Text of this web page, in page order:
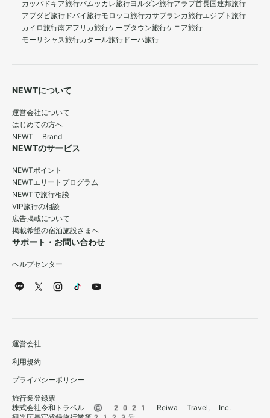
カッパドキア旅行パムッカレ旅行ヨルダン旅行アラブ首長国連邦旅行
アブダビ旅行 ドバイ旅行モロッコ旅行カサブランカ旅行エジプト旅行
カイロ旅行南アフリカ旅行ケープタウン旅行ケニア旅行
モーリシャス旅行カタール旅行 ドーハ旅行
NEWTについて
運営会社について
はじめての方へ
NEWT Brand
NEWTのサービス
NEWTポイント
NEWTエリートプログラム
NEWTで旅行相談
VIP旅行の相談
広告掲載について
掲載希望の宿泊施設さまへ
サポート・お問い合わせ
ヘルプセンター
運営会社
利用規約
プライバシーポリシー
旅行業登録票
株式会社令和トラベル © 2021 Reiwa Travel, Inc.